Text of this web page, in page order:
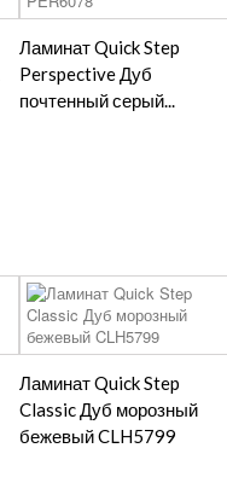
Ламинат Quick Step
Perspective Дуб
почтенный серый...
Ламинат Quick Step
Classic Дуб морозный
бежевый CLH5799